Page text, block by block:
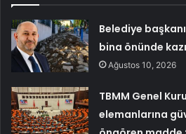
Belediye
bina önünde
Ağustos 10, 2026
TBMM Genel
elemanlarına